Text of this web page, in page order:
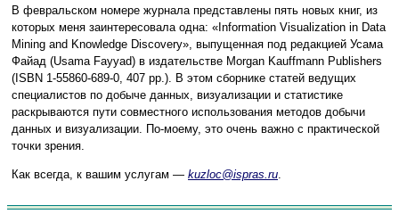
В февральском номере журнала представлены пять новых книг, из
которых меня заинтересовала одна: «Information Visualization in Data
Mining and Knowledge Discovery», выпущенная под редакцией Усама
Файад (Usama Fayyad) в издательстве Morgan Kauffmann Publishers
(ISBN 1-55860-689-0, 407 pp.). В этом сборнике статей ведущих
специалистов по добыче данных, визуализации и статистике
раскрываются пути совместного использования методов добычи
данных и визуализации. По-моему, это очень важно с практической
точки зрения.
Как всегда, к вашим услугам — kuzloc@ispras.ru.